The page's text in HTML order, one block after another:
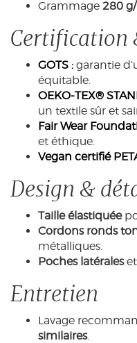
Grammage 280
Certification
GOTS : garantie
équitable.
OEKO-TEX®
un textile sûr et
Fair Wear
et éthique.
Vegan certifié
Design &
Taille élastiquée
Cordons ronds
métalliques.
Poches latéraleset
Entretien
Lavage
similaires.